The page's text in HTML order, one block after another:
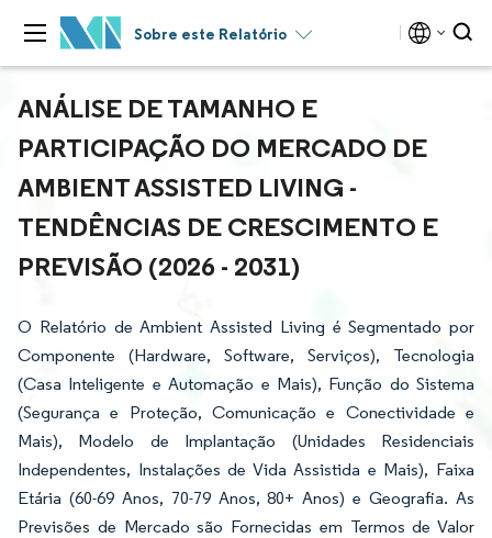
Sobre este Relatório
ANÁLISE DE TAMANHO E
PARTICIPAÇÃO DO MERCADO DE
AMBIENT ASSISTED LIVING -
TENDÊNCIAS DE CRESCIMENTO E
PREVISÃO (2026 - 2031)
O Relatório de Ambient Assisted Living é Segmentado por
Componente (Hardware, Software, Serviços), Tecnologia
(Casa Inteligente e Automação e Mais), Função do Sistema
(Segurança e Proteção, Comunicação e Conectividade e
Mais), Modelo de Implantação (Unidades Residenciais
Independentes, Instalações de Vida Assistida e Mais), Faixa
Etária (60-69 Anos, 70-79 Anos, 80+ Anos) e Geografia. As
Previsões de Mercado são Fornecidas em Termos de Valor